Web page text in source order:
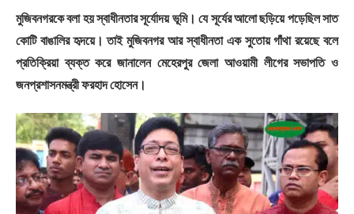
মুজিবনগরকে বলা হয় স্বাধীনতার সূর্যোদয় ভূমি। যে সূর্যের আলো ছড়িয়ে পড়েছিল সাত
কোটি বাঙালির হৃদয়ে। তাই মুজিবনগর আর স্বাধীনতা এক সুতোয় গাঁথা রয়েছে বলে
প্রতিক্রিয়া ব্যক্ত করে জানালেন মেহেরপুর জেলা আওয়ামী লীগের সভাপতি ও
জনপ্রশাসনমন্ত্রী ফরহাদ হোসেন।